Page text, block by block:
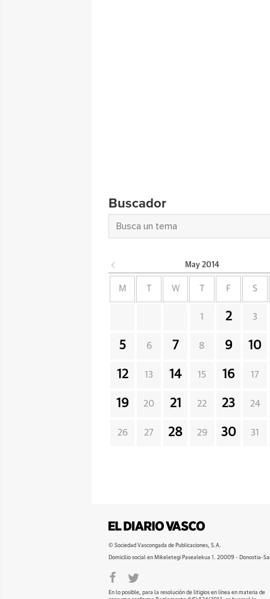
Buscador
May 2014
M W F S
1 2 3
5 6 7 8 9 10
12 13 14 15 16 17
19 20 21 22 23 24
26 27 28 29 30 31
© Sociedad Vascongada de Publicaciones, S.A.
Domicilio social en Mikeletegi Pasealekua 1. 20009 - Donostia-
En lo posible, para la resolución de litigios en línea en materia de